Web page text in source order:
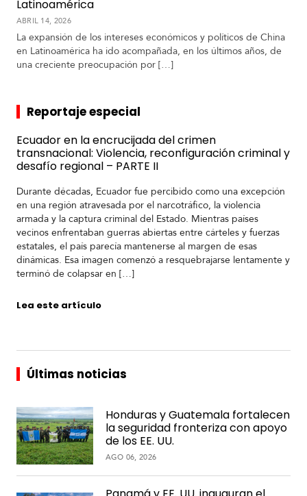
Latinoamérica
ABRIL 14, 2026
La expansión de los intereses económicos y políticos de China
en Latinoamérica ha ido acompañada, en los últimos años, de
una creciente preocupación por […]
Reportaje especial
Ecuador en la encrucijada del crimen
transnacional: Violencia, reconfiguración criminal y
desafío regional – PARTE II
Durante décadas, Ecuador fue percibido como una excepción
en una región atravesada por el narcotráfico, la violencia
armada y la captura criminal del Estado. Mientras países
vecinos enfrentaban guerras abiertas entre cárteles y fuerzas
estatales, el país parecía mantenerse al margen de esas
dinámicas. Esa imagen comenzó a resquebrajarse lentamente y
terminó de colapsar en […]
Lea este artículo
Últimas noticias
Honduras y Guatemala fortalecen
la seguridad fronteriza con apoyo
de los EE. UU.
AGO 06, 2026